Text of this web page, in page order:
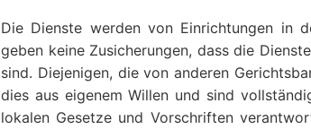
Die Dienste werden von Einrichtungen in
geben keine Zusicherungen, dass die
sind. Diejenigen, die von anderen
dies aus eigenem Willen und sind
lokalen Gesetze und Vorschriften